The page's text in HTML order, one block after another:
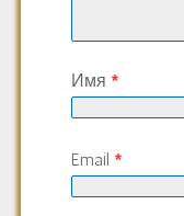
Имя*
Email*